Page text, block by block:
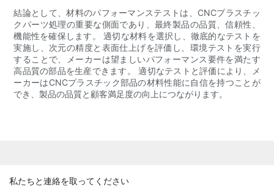
結論として、材料のパフォーマンステストは、CNCプラスチッ
クパーツ処理の重要な側面であり、最終製品の品質、信頼性、
機能性を確保します。 適切な材料を選択し、徹底的なテストを
実施し、次元の精度と表面仕上げを評価し、環境テストを実行
することで、メーカーは望ましいパフォーマンス要件を満たす
高品質の部品を生産できます。 適切なテストと評価により、メ
ーカーはCNCプラスチック部品の材料性能に自信を持つことが
でき、製品の品質と顧客満足度の向上につながります。
私たちと連絡を取ってください